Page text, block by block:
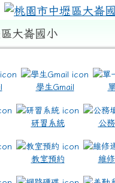
大崙國小
學生Gmail
研習系統 公
教室預約 維